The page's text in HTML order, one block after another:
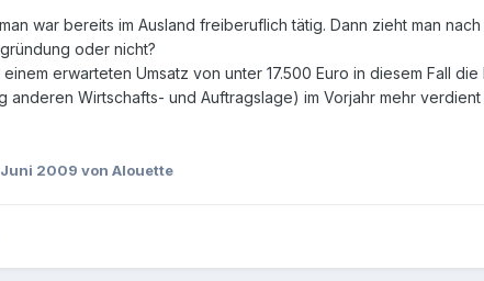
war bereits im Ausland freiberuflich tätig. Dann zieht man
oder nicht?
erwarteten Umsatz von unter 17.500 Euro in diesem Fall
anderen Wirtschafts- und Auftragslage) im Vorjahr mehr verdient
2009 von Alouette